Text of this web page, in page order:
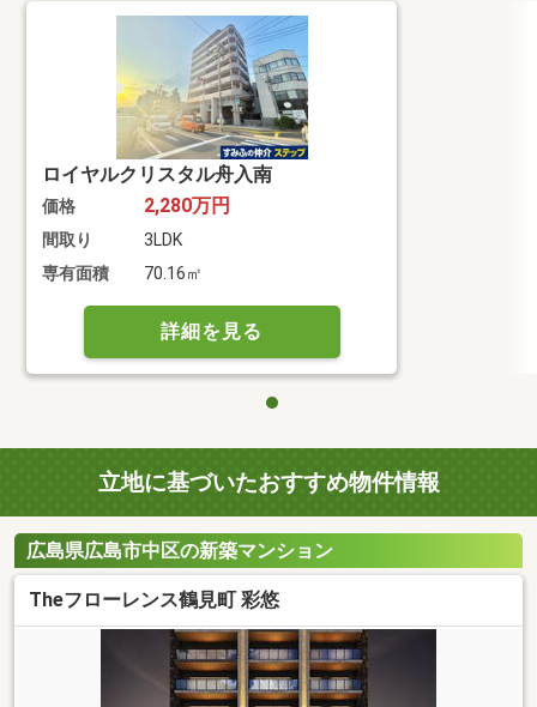
ロイヤルクリスタル舟入南
価格 2,280万円
間取り
3LDK
専有面積
70.16㎡
詳細を見る
立地に基づいたおすすめ物件情報
広島県広島市中区の新築マンション
Theフローレンス鶴見町 彩悠